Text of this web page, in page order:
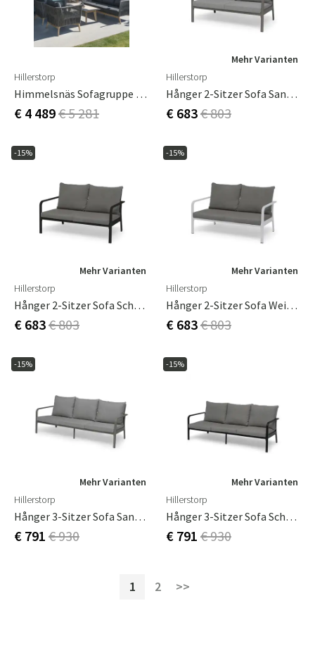
Hillerstorp
Himmelsnäs Sofagruppe Grau
€ 4 489€ 5 281
Mehr Varianten
Hillerstorp
Hånger 2-Sitzer Sofa Sand/Grau
€ 683€ 803
-15%
Mehr Varianten
Hillerstorp
Hånger 2-Sitzer Sofa Schwarz/Grau
€ 683€ 803
-15%
Mehr Varianten
Hillerstorp
Hånger 2-Sitzer Sofa Weiß/Grau
€ 683€ 803
-15%
Mehr Varianten
Hillerstorp
Hånger 3-Sitzer Sofa Sand/Grau
€ 791 € 930
-15%
Mehr Varianten
Hillerstorp
Hånger 3-Sitzer Sofa Schwarz/Grau
€ 791 € 930
1 2 >>